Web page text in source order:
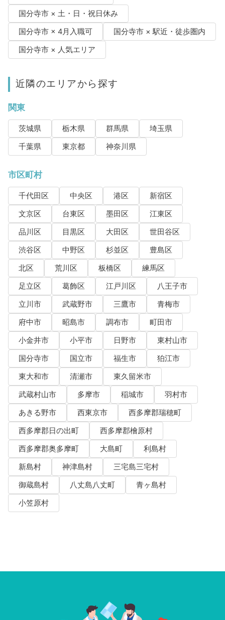
国分寺市 × 土・日・祝日休み
国分寺市 × 4月入職可
国分寺市 × 駅近・徒歩圏内
国分寺市 × 人気エリア
近隣のエリアから探す
関東
茨城県 栃木県 群馬県
埼玉県
千葉県
東京都 神奈川県
市区町村
千代田区 中央区 港区
新宿区
文京区
台東区 墨田区
江東区
品川区
目黒区 大田区
世田谷区
渋谷区
中野区 杉並区
豊島区
北区
荒川区 板橋区
練馬区
足立区
葛飾区 江戸川区
八王子市
立川市
武蔵野市 三鷹市
青梅市
府中市
昭島市 調布市
町田市
小金井市
小平市 日野市
東村山市
国分寺市
国立市 福生市
狛江市
東大和市
清瀬市
東久留米市
武蔵村山市
多摩市 稲城市
羽村市
あきる野市
西東京市
西多摩郡瑞穂町
西多摩郡日の出町
西多摩郡檜原村
西多摩郡奥多摩町
大島町
利島村
新島村
神津島村
三宅島三宅村
御蔵島村
八丈島八丈町
青ヶ島村
小笠原村